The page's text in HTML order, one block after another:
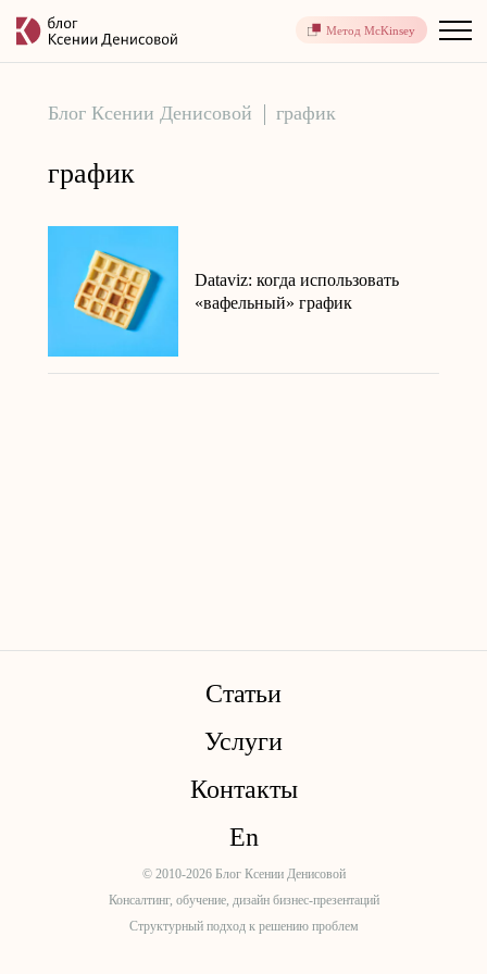
Метод McKinsey
Блог Ксении Денисовой график
график
Dataviz: когда использовать
«вафельный» график
Статьи
Услуги
Контакты
En
© 2010-2026 Блог Ксении Денисовой
Консалтинг, обучение, дизайн бизнес-презентаций
Структурный подход к решению проблем